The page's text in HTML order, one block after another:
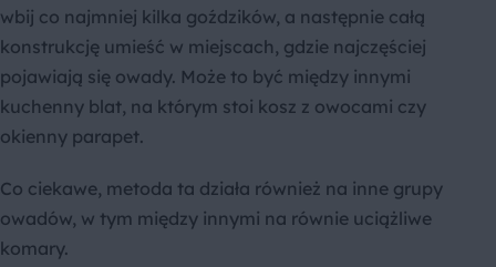
wbij co najmniej kilka goździków, a następnie całą
konstrukcję umieść w miejscach, gdzie najczęściej
pojawiają się owady. Może to być między innymi
kuchenny blat, na którym stoi kosz z owocami czy
okienny parapet.
Co ciekawe, metoda ta działa również na inne grupy
owadów, w tym między innymi na równie uciążliwe
komary.